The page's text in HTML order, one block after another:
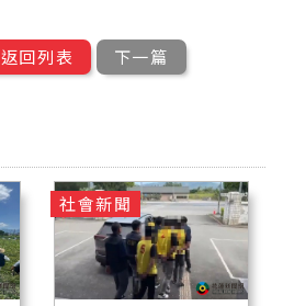
返回列表 下一篇
社會新聞